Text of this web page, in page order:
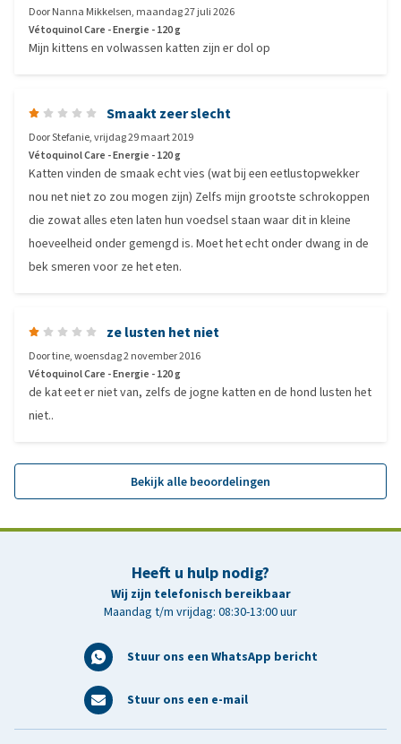
DoorNanna Mikkelsen, maandag 27 juli 2026
Vétoquinol Care - Energie - 120 g
Mijn kittens en volwassen katten zijn er dol op
Smaakt zeer slecht
DoorStefanie,vrijdag 29 maart 2019
Vétoquinol Care - Energie - 120 g
Katten vinden de smaak echt vies (wat bij een eetlustopwekker
nou net niet zo zou mogen zijn) Zelfs mijn grootste schrokoppen
die zowat alles eten laten hun voedsel staan waar dit in kleine
hoeveelheid onder gemengd is. Moet het echt onder dwang in de
bek smeren voor ze het eten.
ze lusten het niet
Doortine,woensdag 2 november 2016
Vétoquinol Care - Energie - 120 g
de kat eet er niet van, zelfs de jogne katten en de hond lusten het
niet..
Bekijk alle beoordelingen
Heeft u hulp nodig?
Wij zijn telefonisch bereikbaar
Maandag t/m vrijdag: 08:30-13:00 uur
Stuur ons een WhatsApp bericht
Stuur ons een e-mail